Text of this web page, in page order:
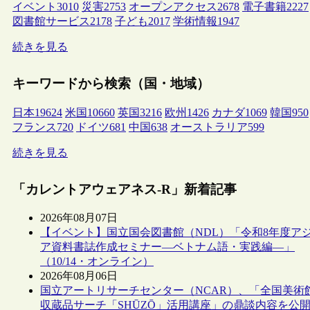
イベント 3010 災害2753 オープンアクセス2678 電子書籍2227
図書館サービス2178 子ども2017 学術情報1947
続きを見る
キーワードから検索（国・地域）
日本19624 米国 10660 英国3216 欧州 1426 カナダ1069 韓国950
フランス720 ドイツ681 中国638 オーストラリア599
続きを見る
「カレントアウェアネス-R」新着記事
2026年08月07日
【イベント】国立国会図書館（NDL）「令和8年度ア
ア資料書誌作成セミナー―ベトナム語・実践編―」
（10/14・オンライン）
2026年08月06日
国立アートリサーチセンター（NCAR）、「全国美術
収蔵品サーチ「SHŪZŌ」活用講座」の鼎談内容を公開